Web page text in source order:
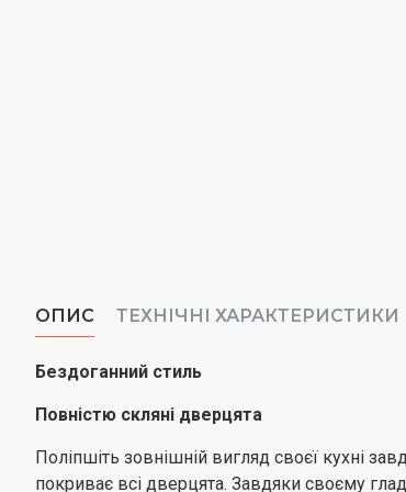
ОПИС ТЕХНІЧНІ ХАРАКТЕРИСТИКИ
Бездоганний стиль
Повністю скляні дверцята
Поліпшіть зовнішній вигляд своєї кухні
покриває всі дверцята. Завдяки своєму